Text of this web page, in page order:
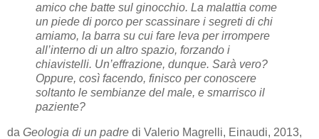
amico che batte sul ginocchio. La malattia come
un piede di porco per scassinare i segreti di chi
amiamo, la barra su cui fare leva per irrompere
all’interno di un altro spazio, forzando i
chiavistelli. Un’effrazione, dunque. Sarà vero?
Oppure, così facendo, finisco per conoscere
soltanto le sembianze del male, e smarrisco il
paziente?
da Geologia di un padre di Valerio Magrelli, Einaudi, 2013,